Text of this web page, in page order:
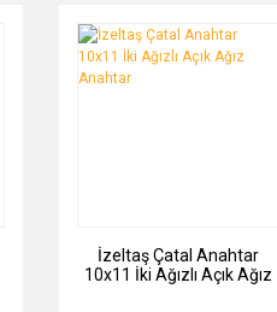
İzeltaş Çatal Anahtar
10x11 İki Ağızlı Açık Ağız